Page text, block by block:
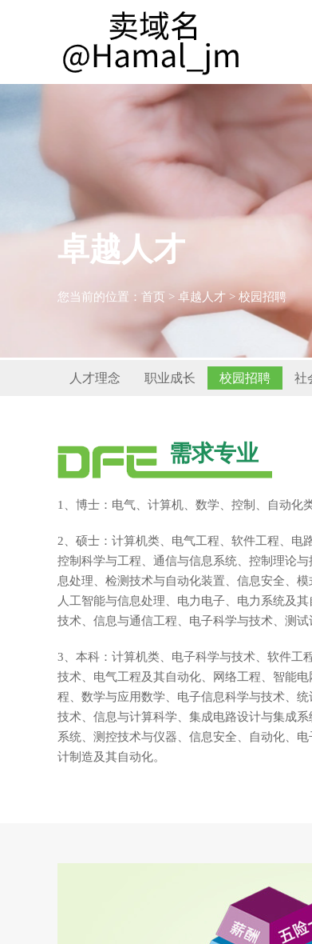
卓越人才
您当前的位置： 首页 > 卓越人才 > 校园招聘
人才理念 职业成长 校园招聘 社
需求专业
1、博士：电气、计算机、数学、控制、自动化类
2、硕士：计算机类、电气工程、软件工程、电
控制科学与工程、通信与信息系统、控制理论
息处理、检测技术与自动化装置、信息安全、模
人工智能与信息处理、电力电子、电力系统及
技术、信息与通信工程、电子科学与技术、测试
3、本科：计算机类、电子科学与技术、软件工
技术、电气工程及其自动化、网络工程、智能
程、数学与应用数学、电子信息科学与技术、
技术、信息与计算科学、集成电路设计与集成
系统、测控技术与仪器、信息安全、自动化、
计制造及其自动化。